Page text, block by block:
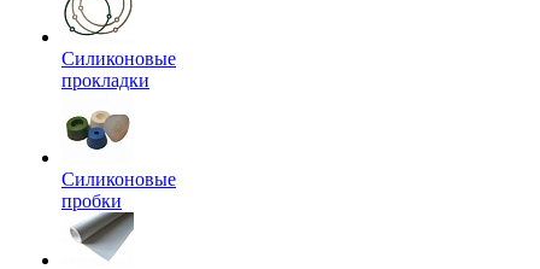
Силиконовые
прокладки
Силиконовые
пробки